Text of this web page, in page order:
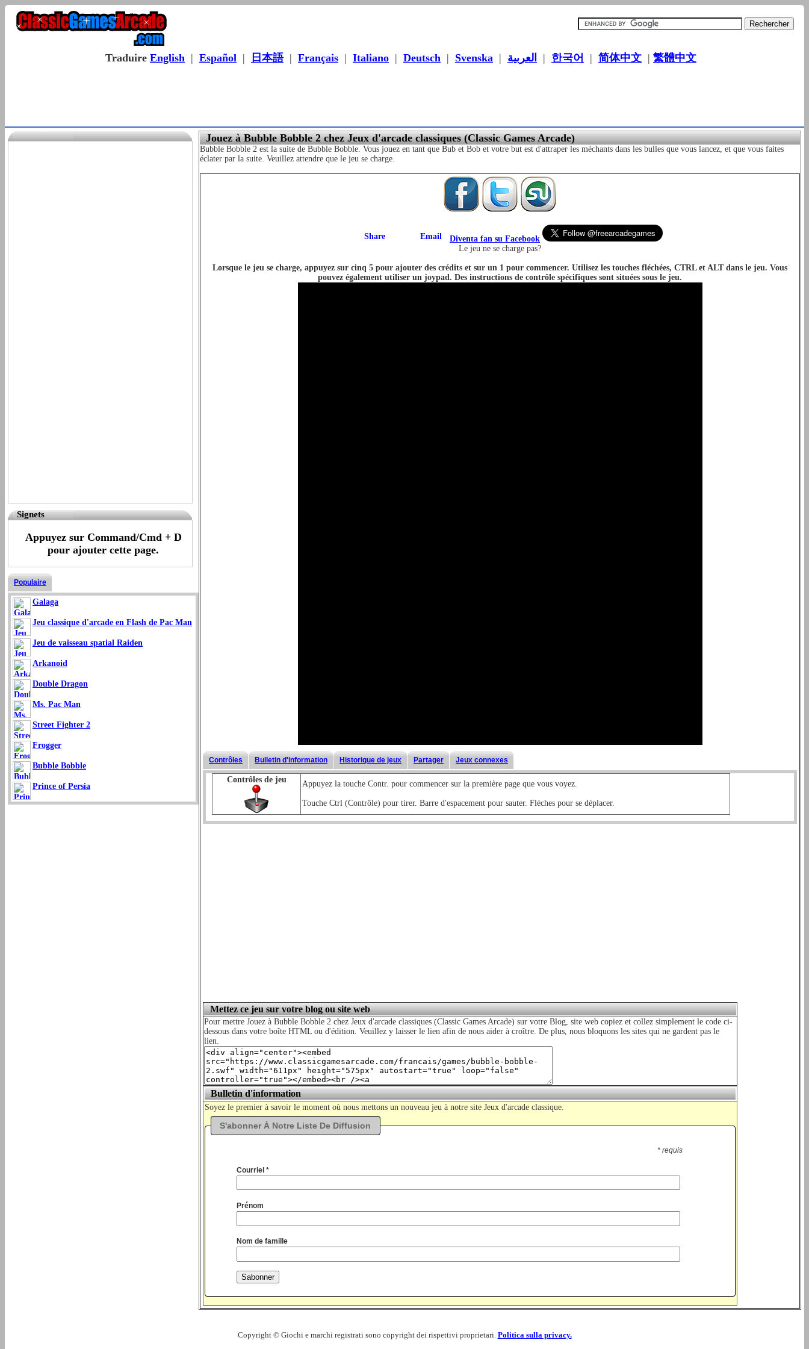
Traduire English | Español | 日本語| Français | Italiano | Deutsch | Svenska | العربية | 한국어 | 简体中文 | 繁體中文
Signets
Appuyez sur Command/Cmd + D
pour ajouter cette page.
Populaire
Galaga
Jeu classique d'arcade en Flash de Pac Man
Jeu de vaisseau spatial Raiden
Arkanoid
Double Dragon
Ms. Pac Man
Street Fighter 2
Frogger
Bubble Bobble
Prince of Persia
Jouez à Bubble Bobble 2 chez Jeux d'arcade classiques (Classic Games Arcade)
Bubble Bobble 2 est la suite de Bubble Bobble. Vous jouez en tant que Bub et Bob et votre but est d'attraper les méchants dans les bulles que vous lancez, et que vous faites
éclater par la suite. Veuillez attendre que le jeu se charge.
Diventa fan su Facebook
Le jeu ne se charge pas?
Lorsque le jeu se charge, appuyez sur cinq 5 pour ajouter des crédits et sur un 1 pour commencer. Utilisez les touches fléchées, CTRL et ALT dans le jeu. Vous
pouvez également utiliser un joypad. Des instructions de contrôle spécifiques sont situées sous le jeu.
Contrôles Bulletin d'information Historique de jeux Partager Jeux connexes
Contrôles de jeu Appuyez la touche Contr. pour commencer sur la première page que vous voyez.
Touche Ctrl (Contrôle) pour tirer. Barre d'espacement pour sauter. Flèches pour se déplacer.
Mettez ce jeu sur votre blog ou site web
Pour mettre Jouez à Bubble Bobble 2 chez Jeux d'arcade classiques (Classic Games Arcade) sur votre Blog, site web copiez et collez simplement le code ci-
dessous dans votre boîte HTML ou d'édition. Veuillez y laisser le lien afin de nous aider à croître. De plus, nous bloquons les sites qui ne gardent pas le
lien.
Bulletin d'information
Soyez le premier à savoir le moment où nous mettons un nouveau jeu à notre site Jeux d'arcade classique.
S'abonner À Notre Liste De Diffusion
* requis
Courriel *
Prénom
Nom de famille
Copyright © Giochi e marchi registrati sono copyright dei rispettivi proprietari. Politica sulla privacy.